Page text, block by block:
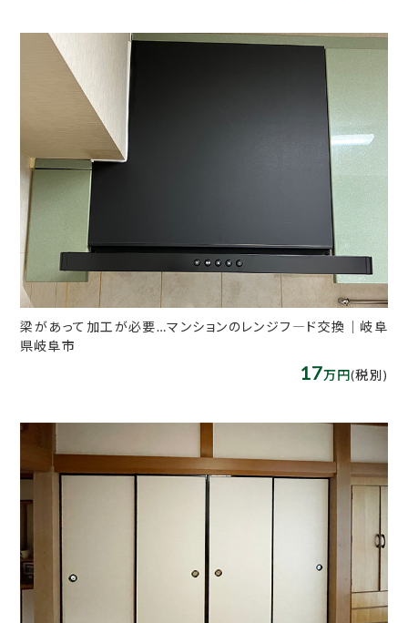
梁があって加工が必要…マンションのレンジフ―ド交換｜岐阜
県岐阜市
17万円(税別)